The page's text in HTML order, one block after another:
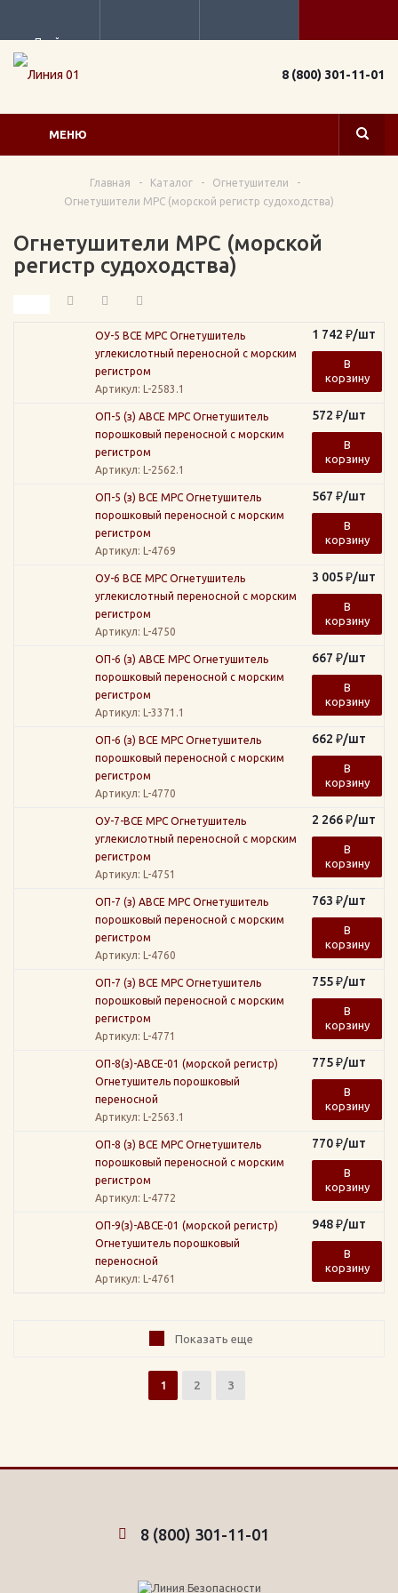
Прайс
8 (800) 301-11-01
МЕНЮ
Главная - Каталог - Огнетушители
-
Огнетушители МРС (морской регистр судоходства)
Огнетушители МРС (морской
регистр судоходства)
ОУ-5 ВСЕ МРС Огнетушитель
углекислотный переносной с морским
регистром
Артикул: L-2583.1
1 742 ₽/шт
В
корзину
ОП-5 (з) АВСЕ МРС Огнетушитель
порошковый переносной с морским
регистром
Артикул: L-2562.1
572 ₽/шт
В
корзину
ОП-5 (з) ВСЕ МРС Огнетушитель
порошковый переносной с морским
регистром
Артикул: L-4769
567 ₽/шт
В
корзину
ОУ-6 ВСЕ МРС Огнетушитель
углекислотный переносной с морским
регистром
Артикул: L-4750
3 005₽/шт
В
корзину
ОП-6 (з) АВСЕ МРС Огнетушитель
порошковый переносной с морским
регистром
Артикул: L-3371.1
667 ₽/шт
В
корзину
ОП-6 (з) ВСЕ МРС Огнетушитель
порошковый переносной с морским
регистром
Артикул: L-4770
662 ₽/шт
В
корзину
ОУ-7-ВСЕ МРС Огнетушитель
углекислотный переносной с морским
регистром
Артикул: L-4751
2 266₽/шт
В
корзину
ОП-7 (з) АВСЕ МРС Огнетушитель
порошковый переносной с морским
регистром
Артикул: L-4760
763 ₽/шт
В
корзину
ОП-7 (з) ВСЕ МРС Огнетушитель
порошковый переносной с морским
регистром
Артикул: L-4771
755₽/шт
В
корзину
ОП-8(з)-АВСЕ-01 (морской регистр)
Огнетушитель порошковый
переносной
Артикул: L-2563.1
775₽/шт
В
корзину
ОП-8 (з) ВСЕ МРС Огнетушитель
порошковый переносной с морским
регистром
Артикул: L-4772
770₽/шт
В
корзину
ОП-9(з)-АВСЕ-01 (морской регистр)
Огнетушитель порошковый
переносной
Артикул: L-4761
948₽/шт
В
корзину
Показать еще
1 2 3
8 (800) 301-11-01